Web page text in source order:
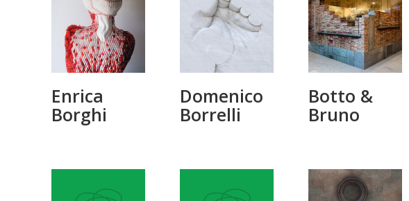
Enrica
Borghi
Domenico
Borrelli
Botto &
Bruno